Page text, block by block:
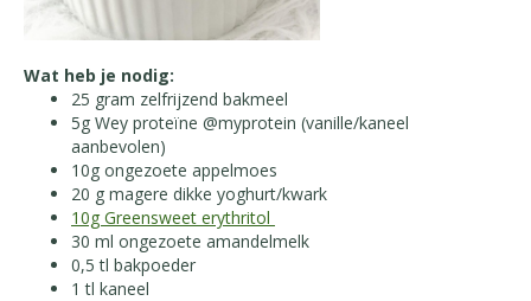
Wat heb je nodig:
25 gram zelfrijzend bakmeel
5g Wey proteïne @myprotein (vanille/kaneel
aanbevolen)
10g ongezoete appelmoes
20 g magere dikke yoghurt/kwark
10g Greensweet erythritol
30 ml ongezoete amandelmelk
0,5 tl bakpoeder
1 tl kaneel